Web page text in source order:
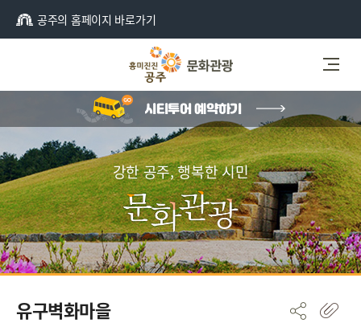
공주의 홈페이지 바로가기
강한 공주, 행복한 시민
유구벽화마을